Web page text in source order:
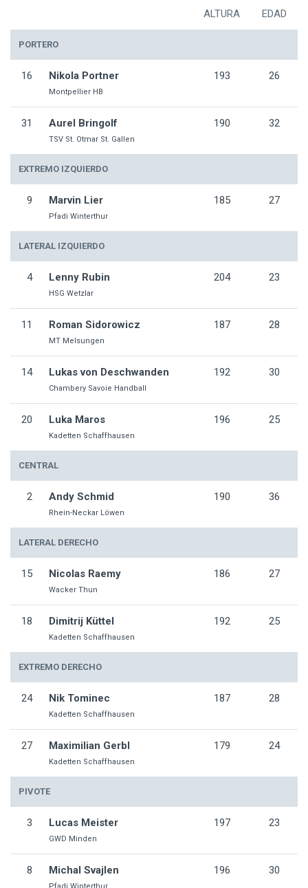
ALTURA EDAD
PORTERO
16 Nikola Portner
Montpellier HB
193 26
31 Aurel Bringolf
TSV St. Otmar St. Gallen
190 32
EXTREMO IZQUIERDO
9 Marvin Lier
Pfadi Winterthur
185 27
LATERAL IZQUIERDO
4 Lenny Rubin
HSG Wetzlar
204 23
11 Roman Sidorowicz
MT Melsungen
187 28
14 Lukas von Deschwanden
Chambery Savoie Handball
192 30
20 Luka Maros
Kadetten Schaffhausen
196 25
CENTRAL
2 Andy Schmid
Rhein-Neckar Löwen
190 36
LATERAL DERECHO
15 Nicolas Raemy
Wacker Thun
186 27
18 Dimitrij Küttel
Kadetten Schaffhausen
192 25
EXTREMO DERECHO
24 Nik Tominec
Kadetten Schaffhausen
187 28
27 Maximilian Gerbl
Kadetten Schaffhausen
179 24
PIVOTE
3 Lucas Meister
GWD Minden
197 23
8 Michal Svajlen 196 30